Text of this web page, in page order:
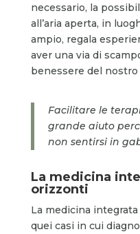
necessario, la
all’aria aperta, in
ampio, regala
aver una via di
benessere del
Facilitare le
grande aiuto
non sentirsi in
La medicina
orizzonti
La medicina
quei casi in cui